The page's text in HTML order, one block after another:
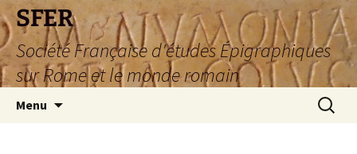
SFER
Société Française d'études Épigraphiques
sur Rome et le monde romain
Menu